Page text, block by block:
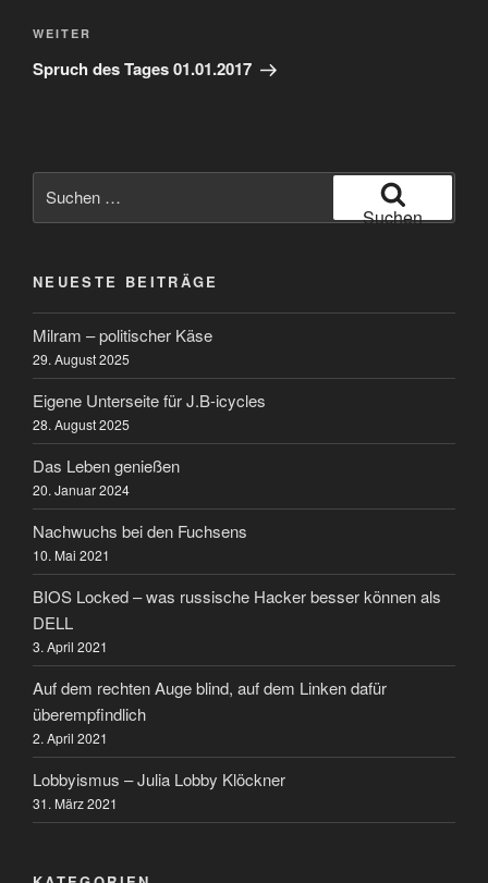
Nächster
Beitrag
WEITER
Spruch des Tages 01.01.2017
nach:
Suchen
NEUESTE BEITRÄGE
Milram – politischer Käse
29. August 2025
Eigene Unterseite für J.B-icycles
28. August 2025
Das Leben genießen
20. Januar 2024
Nachwuchs bei den Fuchsens
10. Mai 2021
BIOS Locked – was russische Hacker besser können als
DELL
3. April 2021
Auf dem rechten Auge blind, auf dem Linken dafür
überempfindlich
2. April 2021
Lobbyismus – Julia Lobby Klöckner
31. März 2021